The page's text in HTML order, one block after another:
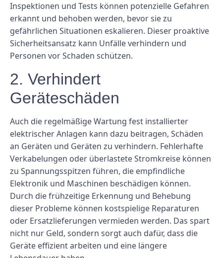
Inspektionen und Tests können potenzielle Gefahren
erkannt und behoben werden, bevor sie zu
gefährlichen Situationen eskalieren. Dieser proaktive
Sicherheitsansatz kann Unfälle verhindern und
Personen vor Schaden schützen.
2. Verhindert
Geräteschäden
Auch die regelmäßige Wartung fest installierter
elektrischer Anlagen kann dazu beitragen, Schäden
an Geräten und Geräten zu verhindern. Fehlerhafte
Verkabelungen oder überlastete Stromkreise können
zu Spannungsspitzen führen, die empfindliche
Elektronik und Maschinen beschädigen können.
Durch die frühzeitige Erkennung und Behebung
dieser Probleme können kostspielige Reparaturen
oder Ersatzlieferungen vermieden werden. Das spart
nicht nur Geld, sondern sorgt auch dafür, dass die
Geräte effizient arbeiten und eine längere